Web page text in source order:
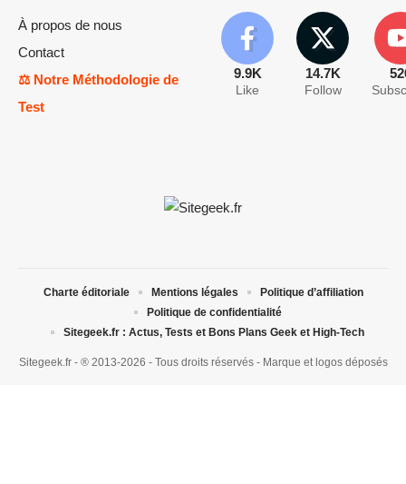
À propos de nous
Contact
⚖️ Notre Méthodologie de
Test
9.9K
Like
14.7K
Follow
Sitegeek.fr - ® 2013-2026 - Tous droits réservés - Marque et logos déposés
Charte éditoriale Mentions légales
Politique d’affiliation
Politique de confidentialité
Sitegeek.fr : Actus, Tests et Bons Plans Geek et High-Tech